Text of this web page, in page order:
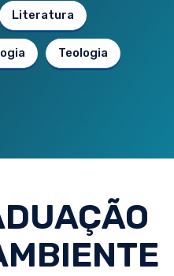
Literatura
Teologia